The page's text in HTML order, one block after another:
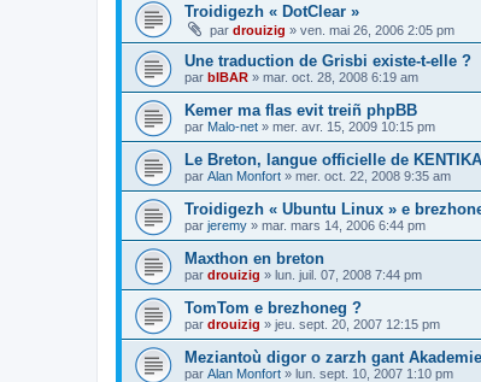
Troidigezh « DotClear »
par drouizig » ven. mai 26, 2006 2:05 pm
Une traduction de Grisbi existe-t-elle ?
par bIBAR » mar. oct. 28, 2008 6:19 am
Kemer ma flas evit treiñ phpBB
par Malo-net » mer. avr. 15, 2009 10:15 pm
Le Breton, langue officielle de KENTIKA
par Alan Monfort » mer. oct. 22, 2008 9:35 am
Troidigezh « Ubuntu Linux » e
par jeremy » mar. mars 14, 2006 6:44 pm
Maxthon en breton
par drouizig » lun. juil. 07, 2008 7:44 pm
TomTom e brezhoneg ?
par drouizig » jeu. sept. 20, 2007 12:15 pm
Meziantoù digor o zarzh gant
par Alan Monfort » lun. sept. 10, 2007 1:10 pm